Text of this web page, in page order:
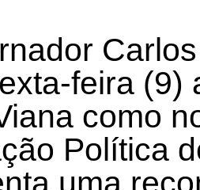
feira (9)
como
Política